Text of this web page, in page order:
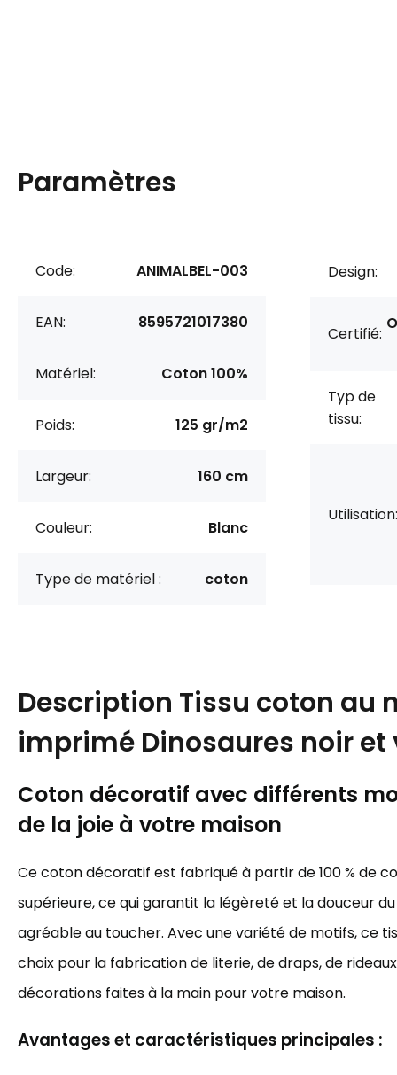
Paramètres
Code: ANIMALBEL-003
EAN: 8595721017380
Matériel: Coton 100%
Poids: 125 gr/m2
Largeur: 160 cm
Couleur: Blanc
Type de matériel : coton
Design:
Certifié:
Typ de
tissu:
Utilisation:
Description Tissu coton au
imprimé Dinosaures noir et
Coton décoratif avec différents
de la joie à votre maison
Ce coton décoratif est fabriqué à partir de 100 % de
supérieure, ce qui garantit la légèreté et la douceur
agréable au toucher. Avec une variété de motifs, ce
choix pour la fabrication de literie, de draps, de
décorations faites à la main pour votre maison.
Avantages et caractéristiques principales :